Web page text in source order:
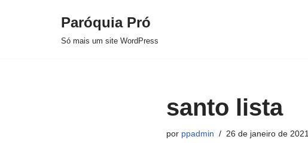
Paróquia Pró
Só mais um site WordPress
santo lista
por ppadmin 26 de janeiro de 2021